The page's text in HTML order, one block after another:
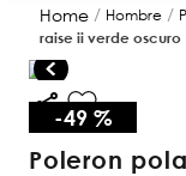
hombre
raise ii verde oscuro
-49 %
poleron polar half raise ii verde